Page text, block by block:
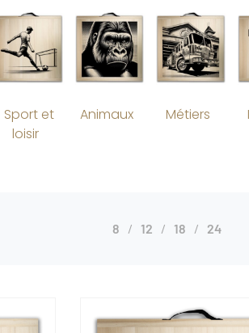
Sport et
loisir
Animaux Métiers
8 12 18 24